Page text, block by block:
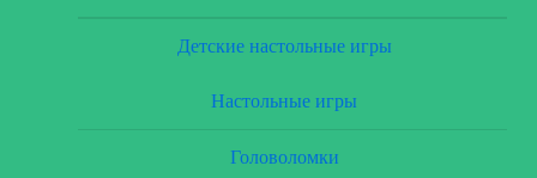
Детские настольные игры
Настольные игры
Головоломки